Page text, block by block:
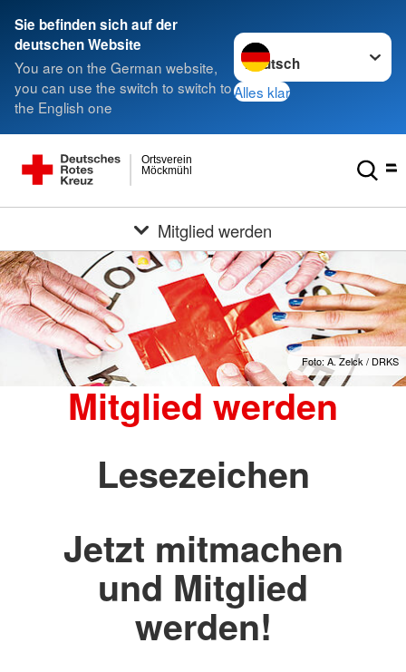
Sie befinden sich auf der
deutschen Website
You are on the German website,
you can use the switch to switch to
the English one
Sprache wechseln zu
Alles klar
Möckmühl
Ortsverein
Mitglied werden
Foto: A. Zelck / DRKS
Mitglied werden
Lesezeichen
Jetzt mitmachen
und Mitglied
werden!